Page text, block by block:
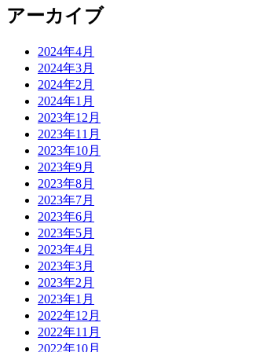
アーカイブ
2024年4月
2024年3月
2024年2月
2024年1月
2023年12月
2023年11月
2023年10月
2023年9月
2023年8月
2023年7月
2023年6月
2023年5月
2023年4月
2023年3月
2023年2月
2023年1月
2022年12月
2022年11月
2022年10月